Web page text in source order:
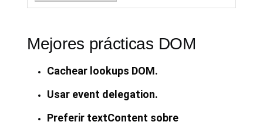
Mejores prácticas DOM
Cachear lookups DOM.
Usar event delegation.
Preferir textContent sobre